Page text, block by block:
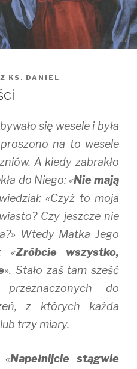
KS. DANIEL
się wesele i była
na to wesele
A kiedy zabrakło
do Niego: «Nie mają
«Czyż to moja
Czy jeszcze nie
Wtedy Matka Jego
«Zróbcie wszystko,
». Stało zaś tam sześć
do
z których każda
trzy miary.
«Napełnijcie stągwie